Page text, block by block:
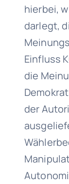
hierbei,
darlegt,
Einfluss
die
der